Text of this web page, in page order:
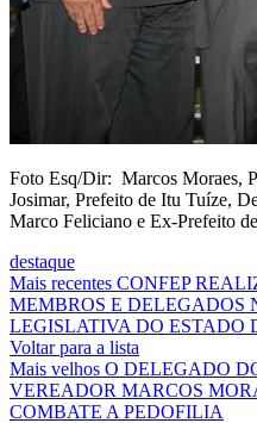
Foto Esq/Dir: Marcos Moraes,
Josimar, Prefeito de Itu Tuíze,
Marco Feliciano e Ex-Prefeito
destaque
Mais recentes CONFEP
MEMBROS E DELEGADOS
LEGISLATIVA DO ESTADO
Voltar para a lista
Mais velhos O DELEGADO
VEREADOR MARCOS
COMBATE A PEDOFILIA